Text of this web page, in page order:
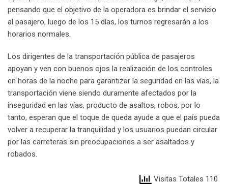
pensando que el objetivo de la operadora es brindar el servicio
al pasajero, luego de los 15 días, los turnos regresarán a los
horarios normales.
Los dirigentes de la transportación pública de pasajeros
apoyan y ven con buenos ojos la realización de los controles
en horas de la noche para garantizar la seguridad en las vías, la
transportación viene siendo duramente afectados por la
inseguridad en las vías, producto de asaltos, robos, por lo
tanto, esperan que el toque de queda ayude a que el país pueda
volver a recuperar la tranquilidad y los usuarios puedan circular
por las carreteras sin preocupaciones a ser asaltados y
robados.
Visitas Totales 110